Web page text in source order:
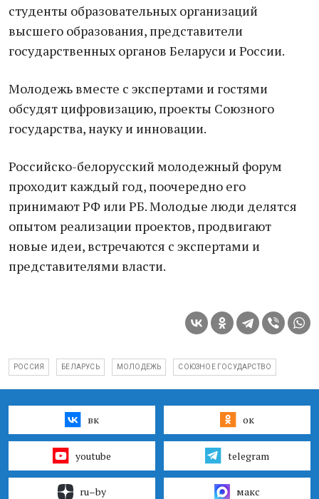
студенты образовательных организаций
высшего образования, представители
государственных органов Беларуси и России.
Молодежь вместе с экспертами и гостями
обсудят цифровизацию, проекты Союзного
государства, науку и инновации.
Российско-белорусский молодежный форум
проходит каждый год, поочередно его
принимают РФ или РБ. Молодые люди делятся
опытом реализации проектов, продвигают
новые идеи, встречаются с экспертами и
представителями власти.
РОССИЯ БЕЛАРУСЬ МОЛОДЕЖЬ СОЮЗНОЕ ГОСУДАРСТВО
вк ок
youtube telegram
ru–by макс